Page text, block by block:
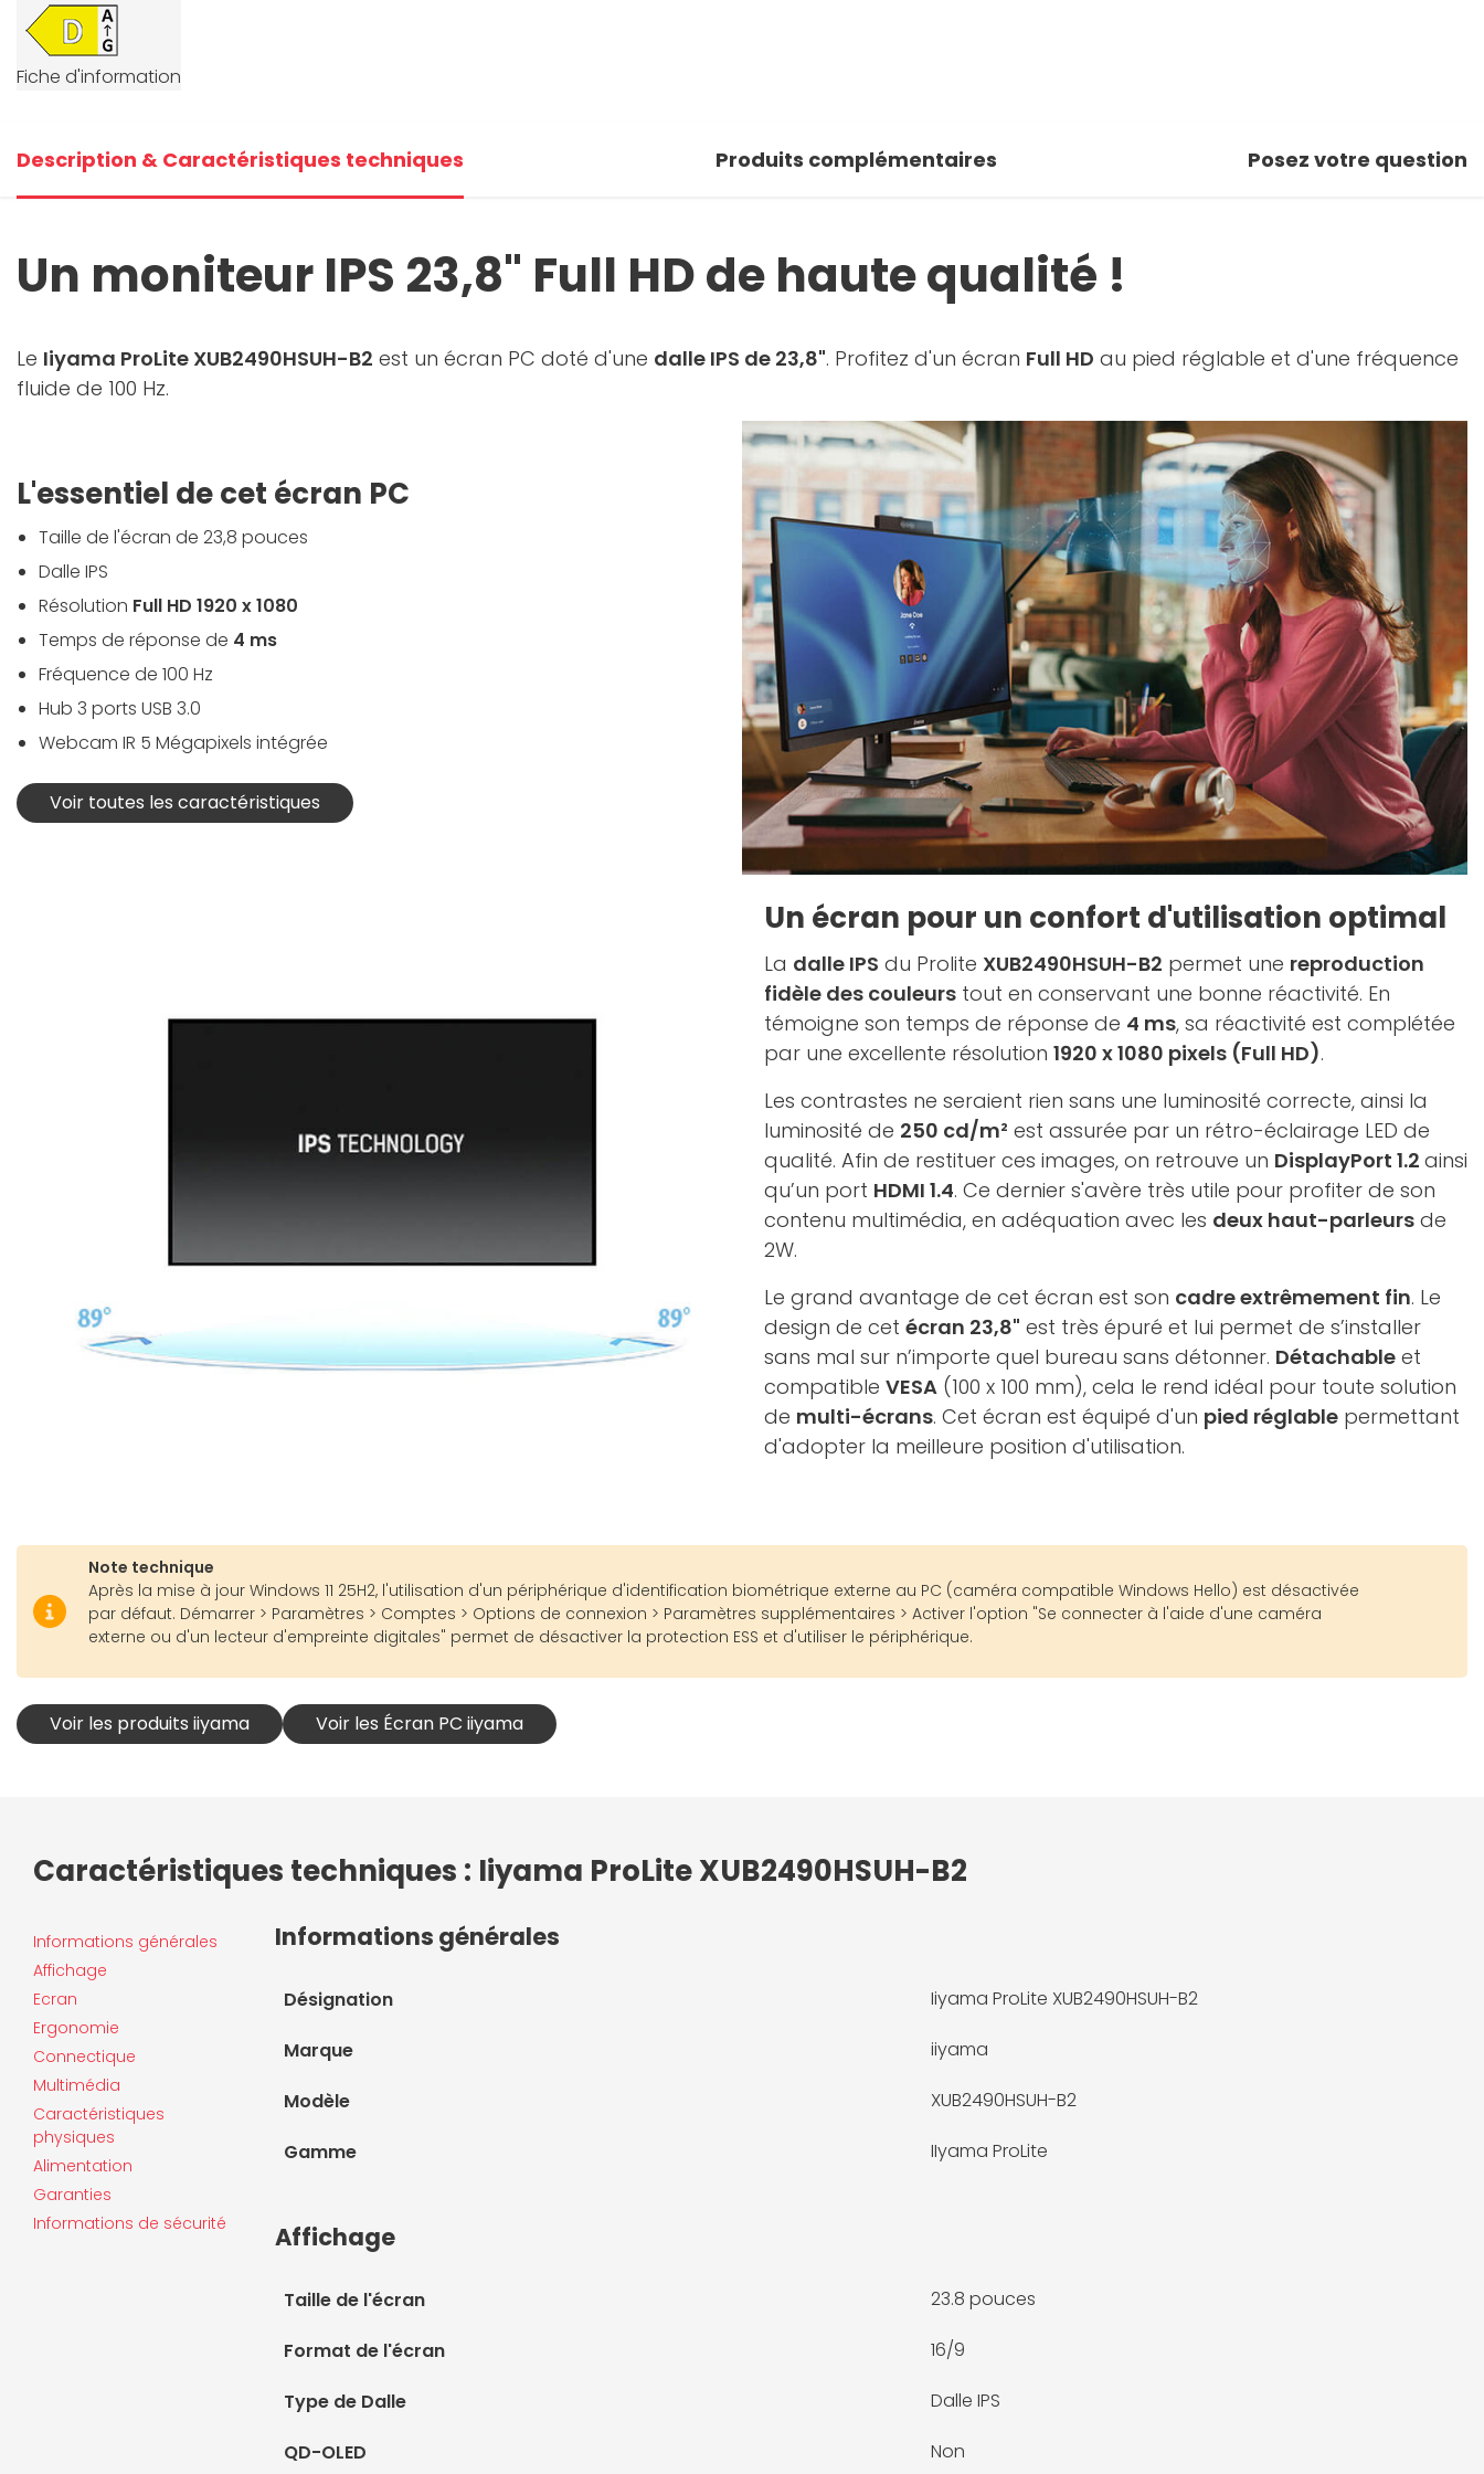
Fiche d'information
Description & Caractéristiques techniques Produits complémentaires Posez votre question
Un moniteur IPS 23,8" Full HD de haute qualité !
Le Iiyama ProLite XUB2490HSUH-B2 est un écran PC doté d'une dalle IPS de 23,8". Profitez d'un écran Full HD au pied réglable et d'une fréquence
fluide de 100 Hz.
L'essentiel de cet écran PC
Taille de l'écran de 23,8 pouces
Dalle IPS
Résolution Full HD 1920 x 1080
Temps de réponse de 4 ms
Fréquence de 100 Hz
Hub 3 ports USB 3.0
Webcam IR 5 Mégapixels intégrée
Voir toutes les caractéristiques
Un écran pour un confort d'utilisation optimal
La dalle IPS du Prolite XUB2490HSUH-B2 permet une reproduction
fidèle des couleurs tout en conservant une bonne réactivité. En
témoigne son temps de réponse de 4 ms, sa réactivité est complétée
par une excellente résolution 1920 x 1080 pixels (Full HD).
Les contrastes ne seraient rien sans une luminosité correcte, ainsi la
luminosité de 250 cd/m² est assurée par un rétro-éclairage LED de
qualité. Afin de restituer ces images, on retrouve un DisplayPort 1.2 ainsi
qu’un port HDMI 1.4. Ce dernier s'avère très utile pour profiter de son
contenu multimédia, en adéquation avec les deux haut-parleurs de
2W.
Le grand avantage de cet écran est son cadre extrêmement fin. Le
design de cet écran 23,8" est très épuré et lui permet de s’installer
sans mal sur n’importe quel bureau sans détonner. Détachable et
compatible VESA (100 x 100 mm), cela le rend idéal pour toute solution
de multi-écrans. Cet écran est équipé d'un pied réglable permettant
d'adopter la meilleure position d'utilisation.
Note technique
Après la mise à jour Windows 11 25H2, l'utilisation d'un périphérique d'identification biométrique externe au PC (caméra compatible Windows Hello) est désactivée
par défaut. Démarrer > Paramètres > Comptes > Options de connexion > Paramètres supplémentaires > Activer l'option "Se connecter à l'aide d'une caméra
externe ou d'un lecteur d'empreinte digitales" permet de désactiver la protection ESS et d'utiliser le périphérique.
Voir les produits iiyama Voir les Écran PC iiyama
Caractéristiques techniques : Iiyama ProLite XUB2490HSUH-B2
Informations générales
Affichage
Ecran
Ergonomie
Connectique
Multimédia
Caractéristiques
physiques
Alimentation
Garanties
Informations de sécurité
Informations générales
Désignation Iiyama ProLite XUB2490HSUH-B2
Marque iiyama
Modèle XUB2490HSUH-B2
Gamme IIyama ProLite
Affichage
Taille de l'écran 23.8 pouces
Format de l'écran 16/9
Type de Dalle Dalle IPS
QD-OLED Non